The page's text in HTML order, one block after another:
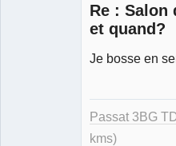
Re : Salon
et quand?
Je bosse en
Passat 3BG
kms)